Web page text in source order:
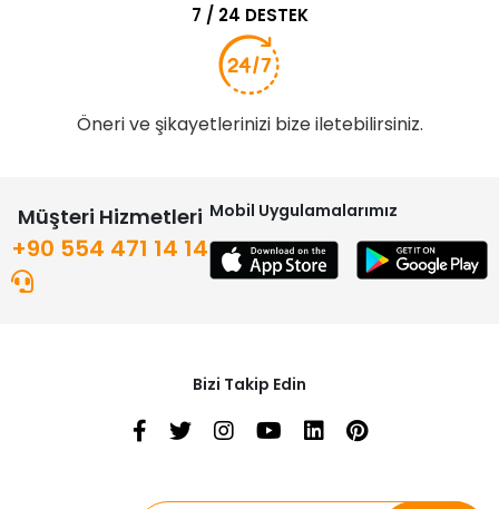
7 / 24 DESTEK
Öneri ve şikayetlerinizi bize iletebilirsiniz.
Müşteri Hizmetleri
+90 554 471 14 14
Mobil Uygulamalarımız
Bizi Takip Edin